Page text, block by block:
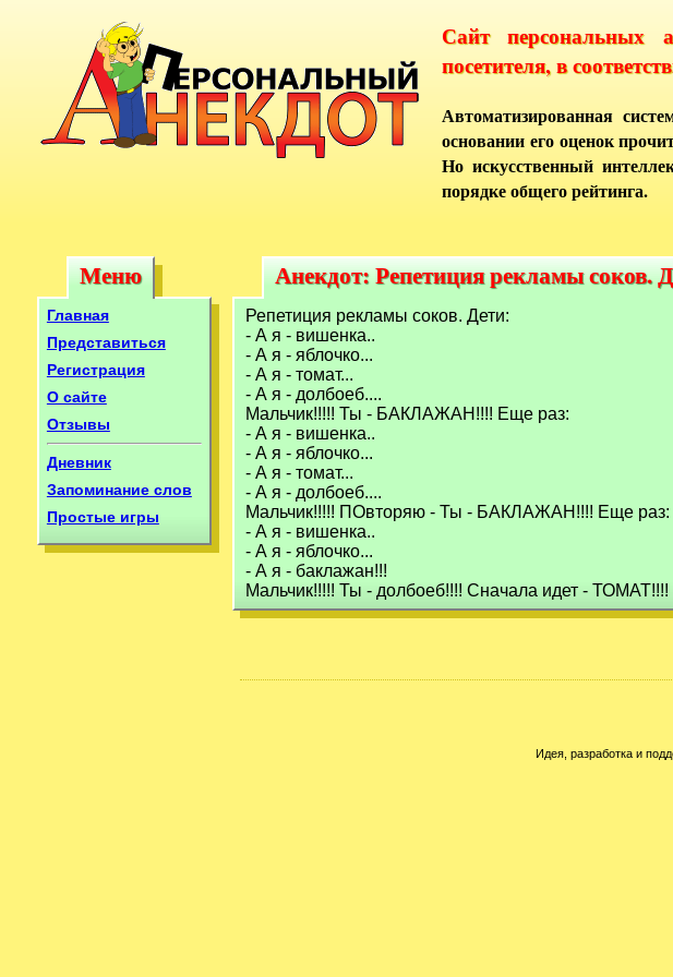
Сайт персональных
посетителя, в
Автоматизированная
основании его оценок
Но искусственный
порядке общего рейтинга.
Меню
Меню
Главная
Представиться
Регистрация
О сайте
Отзывы
Дневник
Запоминание слов
Простые игры
Анекдот: Репетиция рекламы соков.
Анекдот: Репетиция рекламы соков.
Репетиция рекламы соков. Дети:
- А я - вишенка..
- А я - яблочко...
- А я - томат...
- А я - долбоеб....
Мальчик!!!!! Ты - БАКЛАЖАН!!!! Еще раз:
- А я - вишенка..
- А я - яблочко...
- А я - томат...
- А я - долбоеб....
Мальчик!!!!! ПОвторяю - Ты - БАКЛАЖАН!!!! Еще раз:
- А я - вишенка..
- А я - яблочко...
- А я - баклажан!!!
Мальчик!!!!! Ты - долбоеб!!!! Сначала идет - ТОМАТ!!!!
Идея, разработка и